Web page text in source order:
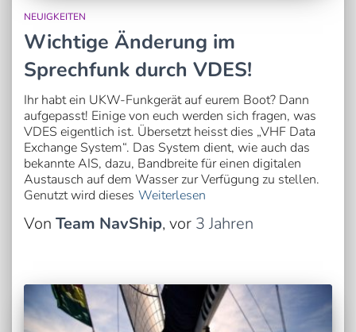
NEUIGKEITEN
Wichtige Änderung im
Sprechfunk durch VDES!
Ihr habt ein UKW-Funkgerät auf eurem Boot? Dann
aufgepasst! Einige von euch werden sich fragen, was
VDES eigentlich ist. Übersetzt heisst dies „VHF Data
Exchange System“. Das System dient, wie auch das
bekannte AIS, dazu, Bandbreite für einen digitalen
Austausch auf dem Wasser zur Verfügung zu stellen.
Genutzt wird dieses Weiterlesen
Von Team NavShip, vor 3 Jahren